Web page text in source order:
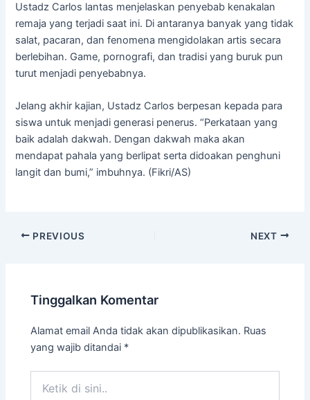
Ustadz Carlos lantas menjelaskan penyebab kenakalan
remaja yang terjadi saat ini. Di antaranya banyak yang tidak
salat, pacaran, dan fenomena mengidolakan artis secara
berlebihan. Game, pornografi, dan tradisi yang buruk pun
turut menjadi penyebabnya.
Jelang akhir kajian, Ustadz Carlos berpesan kepada para
siswa untuk menjadi generasi penerus. “Perkataan yang
baik adalah dakwah. Dengan dakwah maka akan
mendapat pahala yang berlipat serta didoakan penghuni
langit dan bumi,” imbuhnya. (Fikri/AS)
PREVIOUS NEXT
Tinggalkan Komentar
Alamat email Anda tidak akan dipublikasikan. Ruas
yang wajib ditandai *